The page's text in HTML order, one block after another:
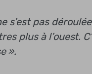
s’est pas
plus à l’ouest.
».